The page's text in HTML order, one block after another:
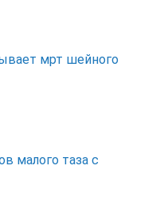
мрт шейного
малого таза с